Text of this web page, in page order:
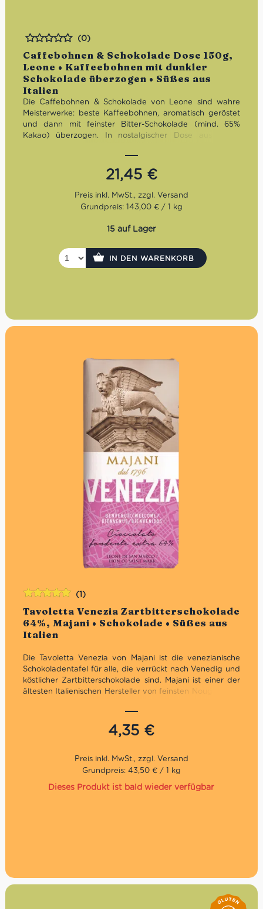
Caffebohnen & Schokolade Dose 150g,
Leone • Kaffeebohnen mit dunkler
Schokolade überzogen • Süßes aus
Italien
Bewertet
(0)
Die Caffebohnen & Schokolade von Leone sind wahre
Meisterwerke: beste Kaffeebohnen, aromatisch geröstet
und dann mit feinster Bitter-Schokolade (mind. 65%
Kakao) überzogen. In nostalgischer Dose aus Metall
hochqualitativ und bei jedem Anlass ein zauberhaftes
Geschenk! Glutenfrei. Veganes Produkt.
21,45 €
Grundpreis: 143,00 € / 1 kg
15 auf Lager
IN DEN WARENKORB
Tavoletta Venezia Zartbitterschokolade
64%, Majani • Schokolade • Süßes aus
Italien
(1)
Die Tavoletta Venezia von Majani ist die venezianische
Schokoladentafel für alle, die verrückt nach Venedig und
köstlicher Zartbitterschokolade sind. Majani ist einer der
ältesten Italienischen Hersteller von feinsten Nougat- und
wusste keine bessere Adresse für den eigenen
Schokobedarf. Probiere jetzt die Tavoletta Venezia mit
Zartbitterschokolade 64%!4,35 €
Bewertet
mit5.00von
5
Grundpreis: 43,50 € / 1 kg
Dieses Produkt ist bald wieder verfügbar